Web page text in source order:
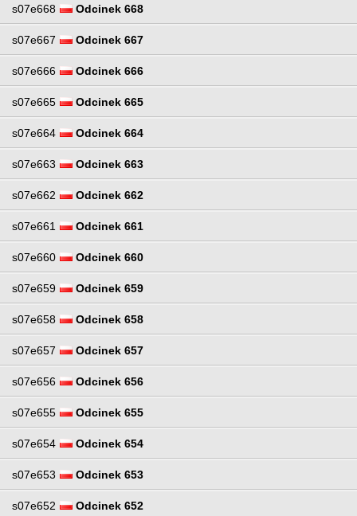
s07e668 Odcinek 668
s07e667 Odcinek 667
s07e666 Odcinek 666
s07e665 Odcinek 665
s07e664 Odcinek 664
s07e663 Odcinek 663
s07e662 Odcinek 662
s07e661 Odcinek 661
s07e660 Odcinek 660
s07e659 Odcinek 659
s07e658 Odcinek 658
s07e657 Odcinek 657
s07e656 Odcinek 656
s07e655 Odcinek 655
s07e654 Odcinek 654
s07e653 Odcinek 653
s07e652 Odcinek 652